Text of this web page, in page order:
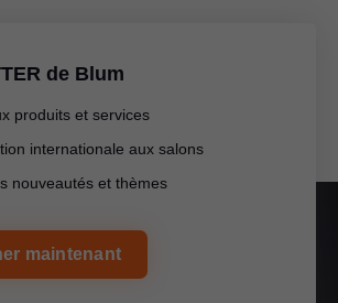
de Blum
produits et services
internationale aux salons
nouveautés et thèmes
maintenant